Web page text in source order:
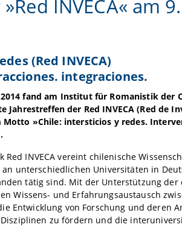
INVECA« am
(Red INVECA)
integraciones.
fand am Institut für Romanistik der
der Red INVECA (Red de
»Chile: intersticios y redes.
Red INVECA vereint chilenische
unterschiedlichen Universitäten in
tätig sind. Mit der Unterstützung der
Wissens- und Erfahrungsaustausch
Entwicklung von Forschung und deren
zu fördern und die